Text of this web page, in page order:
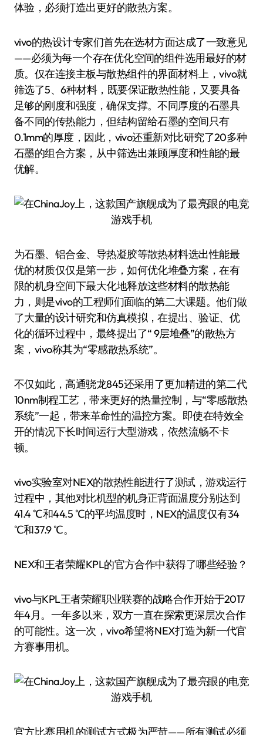
体验，必须打造出更好的散热方案。
vivo的热设计专家们首先在选材方面达成了一致意见
——必须为每一个存在优化空间的组件选用最好的材
质。仅在连接主板与散热组件的界面材料上，vivo就
筛选了5、6种材料，既要保证散热性能，又要具备
足够的刚度和强度，确保支撑。不同厚度的石墨具
备不同的传热能力，但结构留给石墨的空间只有
0.1mm的厚度，因此，vivo还重新对比研究了20多种
石墨的组合方案，从中筛选出兼顾厚度和性能的最
优解。
为石墨、铝合金、导热凝胶等散热材料选出性能最
优的材质仅仅是第一步，如何优化堆叠方案，在有
限的机身空间下最大化地释放这些材料的散热能
力，则是vivo的工程师们面临的第二大课题。他们做
了大量的设计研究和仿真模拟，在提出、验证、优
化的循环过程中，最终提出了“ 9层堆叠”的散热方
案，vivo称其为“零感散热系统”。
不仅如此，高通骁龙845还采用了更加精进的第二代
10nm制程工艺，带来更好的热量控制，与“零感散热
系统”一起，带来革命性的温控方案。即使在特效全
开的情况下长时间运行大型游戏，依然流畅不卡
顿。
vivo实验室对NEX的散热性能进行了测试，游戏运行
过程中，其他对比机型的机身正背面温度分别达到
41.4 ℃和44.5 ℃的平均温度时，NEX的温度仅有34
℃和37.9 ℃。
NEX和王者荣耀KPL的官方合作中获得了哪些经验？
vivo与KPL王者荣耀职业联赛的战略合作开始于2017
年4月。一年多以来，双方一直在探索更深层次合作
的可能性。这一次，vivo希望将NEX打造为新一代官
方赛事用机。
官方比赛用机的测试方式极为严苛——所有测试必须